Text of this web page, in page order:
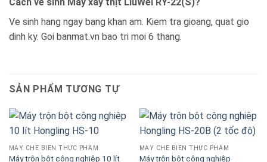
Ve sinh hang ngay bang khan am. Kiem tra gioang, quat gio
dinh ky. Goi banmat.vn bao tri moi 6 thang.
SẢN PHẨM TƯƠNG TỰ
MÁY CHẾ BIẾN THỰC PHẨM
Máy trộn bột công nghiệp 10 lít
MÁY CHẾ BIẾN THỰC PHẨM
Máy trộn bột công nghiệp